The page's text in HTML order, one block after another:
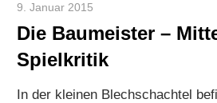
mehr!
9. Januar 2015
Die Baumeister –
Spielkritik
In der kleinen Blechschachtel